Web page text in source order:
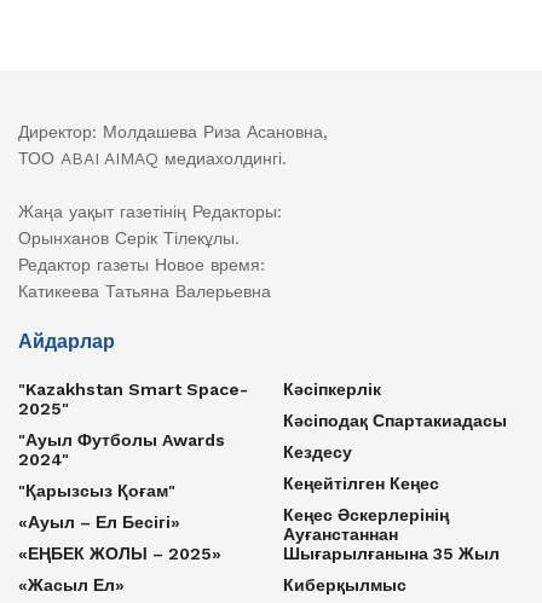
Директор: Молдашева Риза Асановна,
ТОО ABAI AIMAQ медиахолдингі.
Жаңа уақыт газетінің Редакторы:
Орынханов Серік Тілекұлы.
Редактор газеты Новое время:
Катикеева Татьяна Валерьевна
Айдарлар
"Kazakhstan Smart Space-
2025"
"Ауыл Футболы Awards
2024"
"Қарызсыз Қоғам"
«Ауыл – Ел Бесігі»
«ЕҢБЕК ЖОЛЫ – 2025»
«Жасыл Ел»
Кәсіпкерлік
Кәсіподақ Спартакиадасы
Кездесу
Кеңейтілген Кеңес
Кеңес Әскерлерінің
Ауғанстаннан
Шығарылғанына 35 Жыл
Киберқылмыс